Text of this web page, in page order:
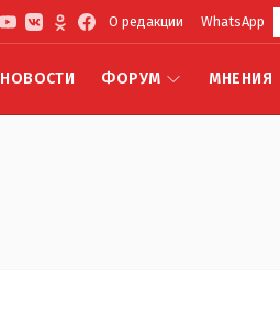
О редакции WhatsApp
НОВОСТИ ФОРУМ МНЕНИЯ